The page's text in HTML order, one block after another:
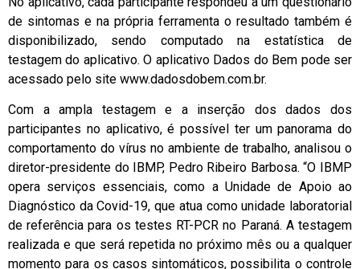
de sintomas e na própria ferramenta o resultado também é
disponibilizado, sendo computado na estatística de
testagem do aplicativo. O aplicativo Dados do Bem pode ser
acessado pelo site www.dadosdobem.com.br.
Com a ampla testagem e a inserção dos dados dos
participantes no aplicativo, é possível ter um panorama do
comportamento do vírus no ambiente de trabalho, analisou o
diretor-presidente do IBMP, Pedro Ribeiro Barbosa. “O IBMP
opera serviços essenciais, como a Unidade de Apoio ao
Diagnóstico da Covid-19, que atua como unidade laboratorial
de referência para os testes RT-PCR no Paraná. A testagem
realizada e que será repetida no próximo mês ou a qualquer
momento para os casos sintomáticos, possibilita o controle